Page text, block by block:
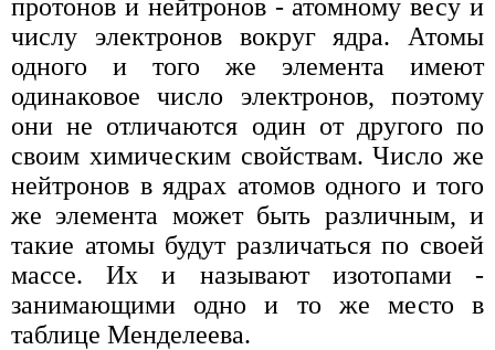
протонов и нейтронов - атомному весу и
числу электронов вокруг ядра. Атомы
одного и того же элемента имеют
одинаковое число электронов, поэтому
они не отличаются один от другого по
своим химическим свойствам. Число же
нейтронов в ядрах атомов одного и того
же элемента может быть различным, и
такие атомы будут различаться по своей
массе. Их и называют изотопами -
занимающими одно и то же место в
таблице Менделеева.